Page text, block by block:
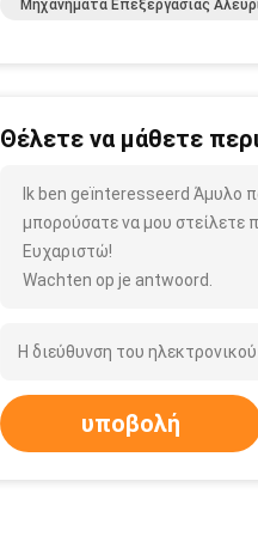
Μηχανήματα Επεξεργασίας
Θέλετε να μάθετε
Ik ben geïnteresseerd Άμυλο
μπορούσατε να μου στείλετε
Ευχαριστώ!
Wachten op je antwoord.
υποβολή